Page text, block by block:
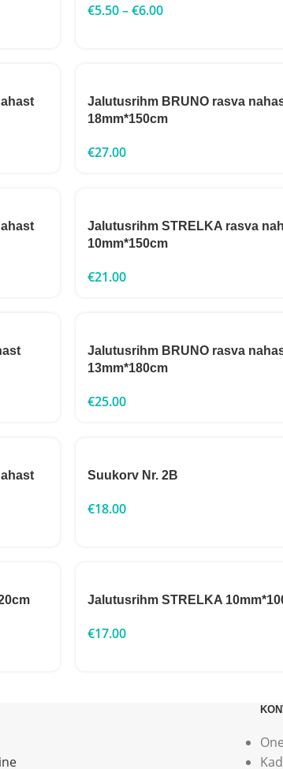
€5.50–€6.00
Jalutusrihm BRUNO rasva
18mm*150cm
€27.00
Jalutusrihm STRELKA rasva
10mm*150cm
€21.00
Jalutusrihm BRUNO rasva
13mm*180cm
€25.00
Suukorv Nr. 2B
€18.00
Jalutusrihm STRELKA
€17.00